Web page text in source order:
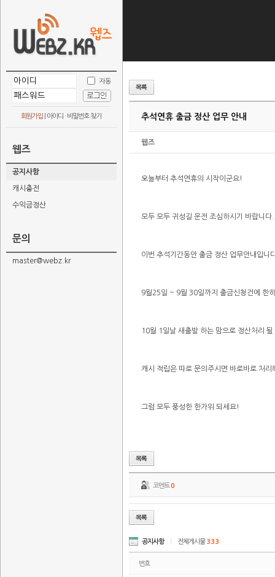
자동
회원가입 아이디 · 비밀번호 찾기
웹즈
공지사항
캐시충전
수익금정산
문의
master@webz.kr
추석연휴 출금 정산 업무 안내
웹즈
오늘부터 추석연휴의 시작이군요!
모두 모두 귀성길 운전 조심하시기 바랍니다.
이번 추석기간동안 출금 정산 업무안내입니
9월25일 ~ 9월 30일까지 출금신청건에 한
10월 1일날 새출발 하는 맘으로 정산처리
캐시 적립은 따로 문의주시면 바로바로 처리
그럼 모두 풍성한 한가위 되세요!
코멘트0
공지사항 전체게시물333
번호